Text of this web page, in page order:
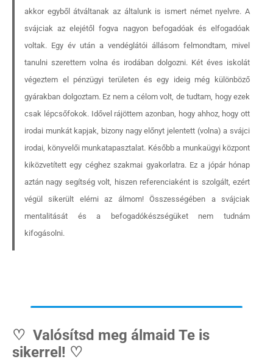
Hírlevél
Világkörüli
ízutazás
akkor egyből átváltanak az általunk is ismert német nyelvre. A
svájciak az elejétől fogva nagyon befogadóak és elfogadóak
voltak. Egy év után a vendéglátói állásom felmondtam, mivel
tanulni szerettem volna és irodában dolgozni. Két éves iskolát
végeztem el pénzügyi területen és egy ideig még különböző
gyárakban dolgoztam. Ez nem a célom volt, de tudtam, hogy ezek
csak lépcsőfokok. Idővel rájöttem azonban, hogy ahhoz, hogy ott
irodai munkát kapjak, bizony nagy előnyt jelentett (volna) a svájci
irodai, könyvelői munkatapasztalat. Később a munkaügyi központ
kiközvetített egy céghez szakmai gyakorlatra. Ez a jópár hónap
aztán nagy segítség volt, hiszen referenciaként is szolgált, ezért
végül sikerült elérni az álmom! Összességében a svájciak
mentalitását és a befogadókészségüket nem tudnám
kifogásolni.
♡ Valósítsd meg álmaid Te is
sikerrel! ♡